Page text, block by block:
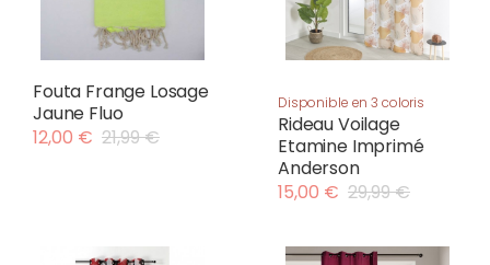
Fouta Frange Losage
Jaune Fluo
12,00 € 21,99 €
Disponible en 3 coloris
Rideau Voilage
Etamine Imprimé
Anderson
15,00 € 29,99 €